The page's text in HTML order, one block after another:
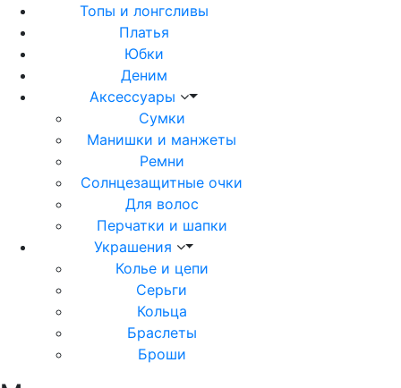
Топы и лонгсливы
Платья
Юбки
Деним
Аксессуары
Сумки
Манишки и манжеты
Ремни
Солнцезащитные очки
Для волос
Перчатки и шапки
Украшения
Колье и цепи
Серьги
Кольца
Браслеты
Броши